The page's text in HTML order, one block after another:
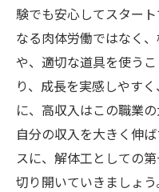
験でも安心してスター
なる肉体労働ではなく
や、適切な道具を使う
り、成長を実感しやす
に、高収入はこの職業
自分の収入を大きく伸
スに、解体工としての
切り開いていきましょ